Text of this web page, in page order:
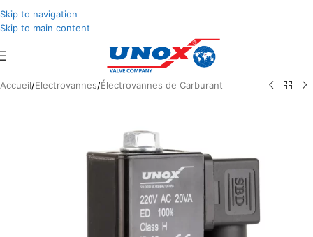
Skip to navigation
Skip to main content
Accueil/Electrovannes/Électrovannes de Carburant